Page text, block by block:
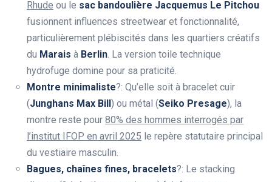
Rhude ou le sac bandoulière Jacquemus Le Pitchou
fusionnent influences streetwear et fonctionnalité,
particulièrement plébiscités dans les quartiers créatifs
du Marais à Berlin. La version toile technique
hydrofuge domine pour sa praticité.
Montre minimaliste?: Qu’elle soit à bracelet cuir
(Junghans Max Bill ) ou métal (Seiko Presage), la
montre reste pour 80% des hommes interrogés par
l’institut IFOP en avril 2025 le repère statutaire principal
du vestiaire masculin.
Bagues, chaînes fines, bracelets?: Le stacking